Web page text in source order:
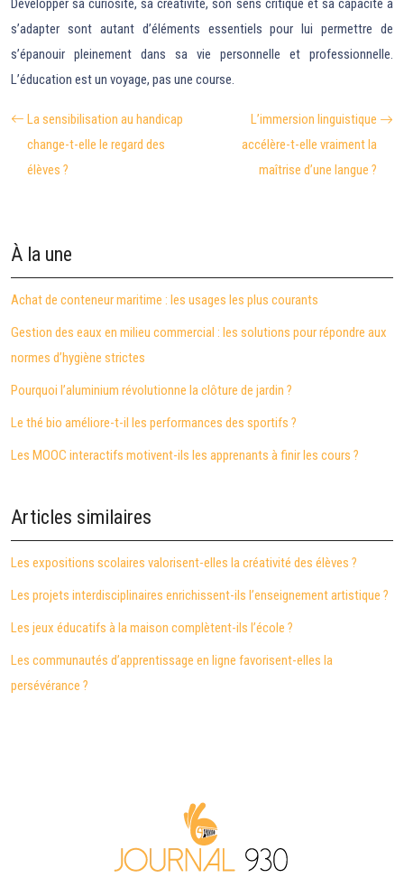
Développer sa curiosité, sa créativité, son sens critique et sa capacité à
s’adapter sont autant d’éléments essentiels pour lui permettre de
s’épanouir pleinement dans sa vie personnelle et professionnelle.
L’éducation est un voyage, pas une course.
La sensibilisation au handicap
change-t-elle le regard des
élèves ?
L’immersion linguistique
accélère-t-elle vraiment la
maîtrise d’une langue ?
À la une
Achat de conteneur maritime : les usages les plus courants
Gestion des eaux en milieu commercial : les solutions pour répondre aux
normes d’hygiène strictes
Pourquoi l’aluminium révolutionne la clôture de jardin ?
Le thé bio améliore-t-il les performances des sportifs ?
Les MOOC interactifs motivent-ils les apprenants à finir les cours ?
Articles similaires
Les expositions scolaires valorisent-elles la créativité des élèves ?
Les projets interdisciplinaires enrichissent-ils l’enseignement artistique ?
Les jeux éducatifs à la maison complètent-ils l’école ?
Les communautés d’apprentissage en ligne favorisent-elles la
persévérance ?